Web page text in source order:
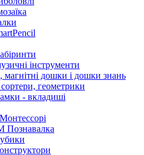
інструменти
дошки і дошки знань
геометрики
- вкладиші
Познавалка